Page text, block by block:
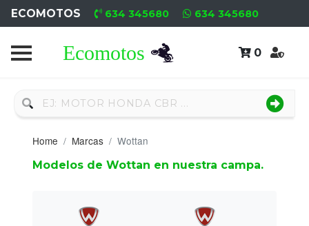
ECOMOTOS 634 345680 634 345680
0
Home
Nuevo
Neumáticos
Motores
Home Marcas Wottan
Modelos de Wottan en nuestra campa.